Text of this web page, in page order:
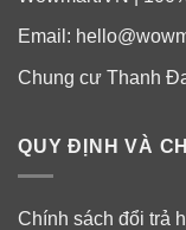
đều lên tóc từ góc
Email:
Chung cư Thanh
QUY ĐỊNH VÀ
Chính sách đổi trả